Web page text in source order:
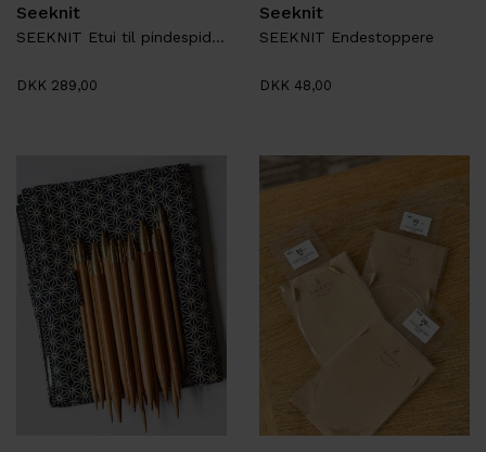
Seeknit
SEEKNIT Etui til pindespidser
DKK 289,00
Seeknit
SEEKNIT Endestoppere
DKK 48,00